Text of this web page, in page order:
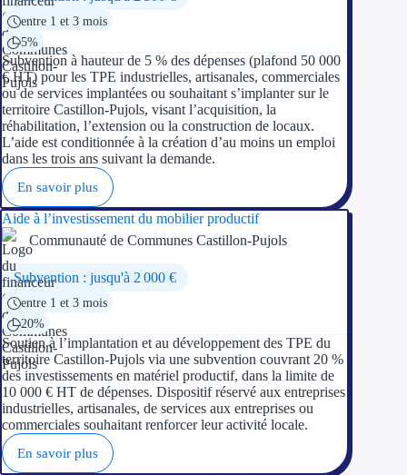
entre 1 et 3 mois
5%
Subvention à hauteur de 5 % des dépenses (plafond 50 000
€ HT) pour les TPE industrielles, artisanales, commerciales
ou de services implantées ou souhaitant s’implanter sur le
territoire Castillon-Pujols, visant l’acquisition, la
réhabilitation, l’extension ou la construction de locaux.
L’aide est conditionnée à la création d’au moins un emploi
dans les trois ans suivant la demande.
En savoir plus
Aide à l’investissement du mobilier productif
Communauté de Communes Castillon-Pujols
Subvention : jusqu'à 2 000 €
entre 1 et 3 mois
20%
Soutien à l’implantation et au développement des TPE du
territoire Castillon-Pujols via une subvention couvrant 20 %
des investissements en matériel productif, dans la limite de
10 000 € HT de dépenses. Dispositif réservé aux entreprises
industrielles, artisanales, de services aux entreprises ou
commerciales souhaitant renforcer leur activité locale.
En savoir plus